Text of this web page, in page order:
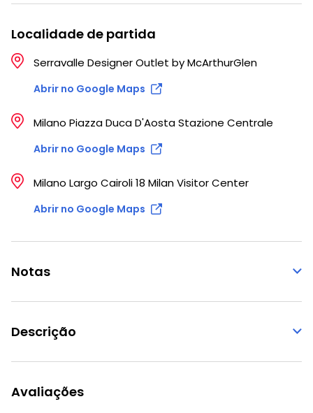
Localidade de partida
Serravalle Designer Outlet by McArthurGlen
Abrir no Google Maps
Milano Piazza Duca D'Aosta Stazione Centrale
Abrir no Google Maps
Milano Largo Cairoli 18 Milan Visitor Center
Abrir no Google Maps
Notas
Descrição
Avaliações